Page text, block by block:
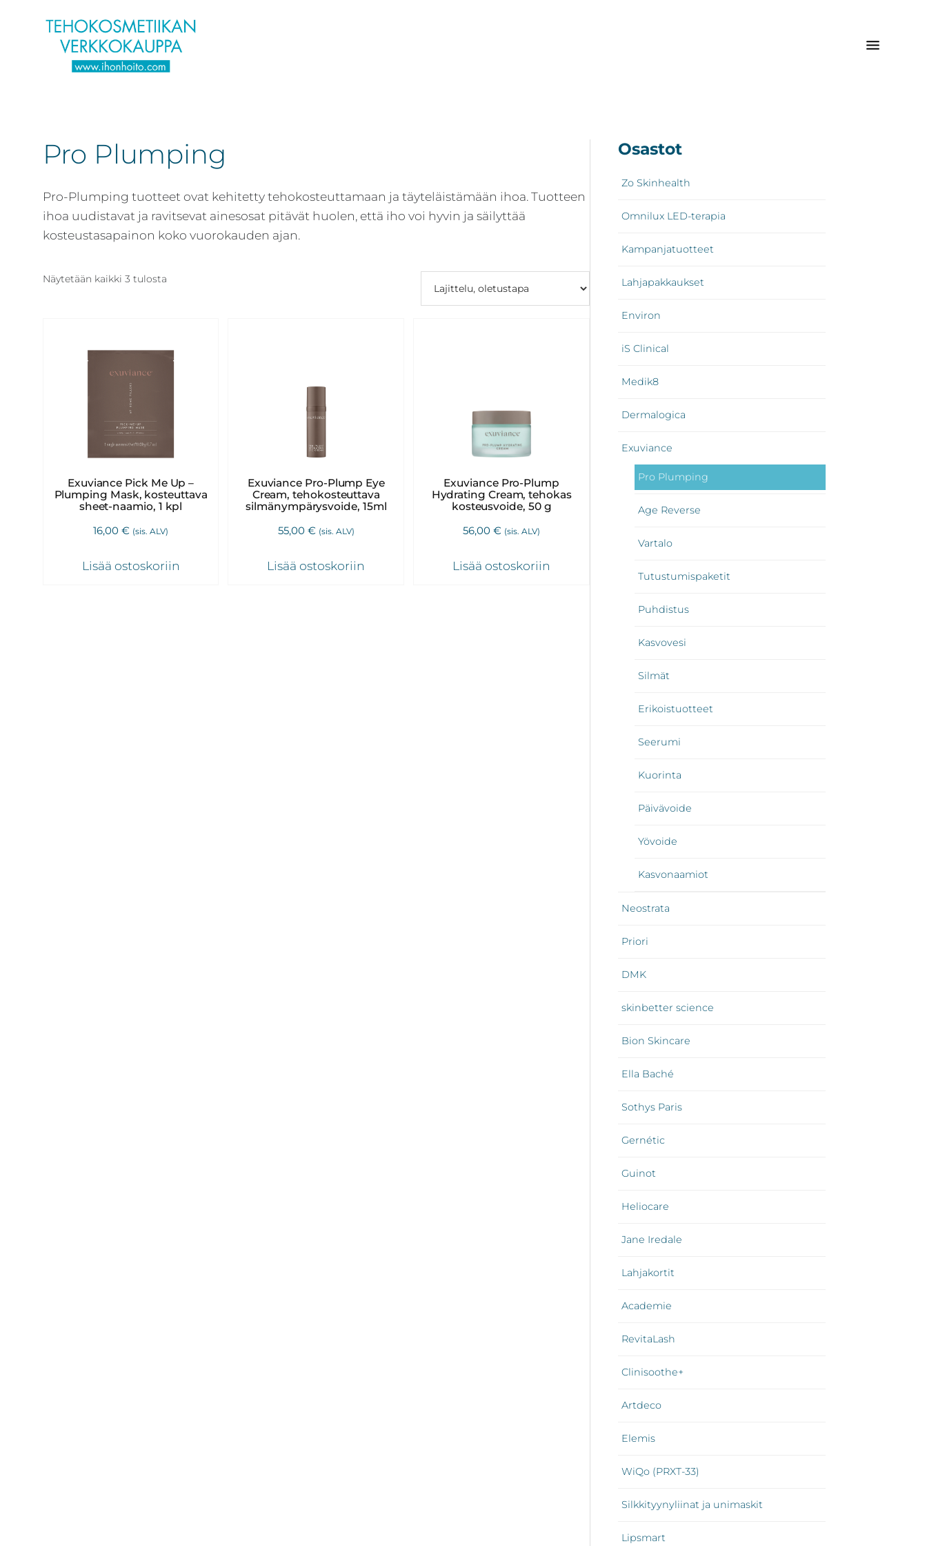
pääsisältöön
ensisijaiseen
sivupalkkiin
alatunnisteeseen
Kosmetiikan
-
Tilaa
tänään
tuotteet:
Environ,
Medik8,
iS
Revitalash,
Pro Plumping
Pro-Plumping tuotteet ovat kehitetty tehokosteuttamaan ja täyteläistämään ihoa. Tuotteen
ihoa uudistavat ja ravitsevat ainesosat pitävät huolen, että iho voi hyvin ja säilyttää
kosteustasapainon koko vuorokauden ajan.
Näytetään kaikki 3 tulosta
Exuviance Pick Me Up –
Plumping Mask, kosteuttava
sheet-naamio, 1 kpl
16,00€ (sis. ALV)
Lisää ostoskoriin
Exuviance Pro-Plump Eye
Cream, tehokosteuttava
silmänympärysvoide, 15ml
55,00 € (sis. ALV)
Lisää ostoskoriin
Exuviance Pro-Plump
Hydrating Cream, tehokas
kosteusvoide, 50 g
56,00€ (sis. ALV)
Lisää ostoskoriin
Ensisijainen
sivupalkki
Osastot
Zo Skinhealth
Omnilux LED-terapia
Kampanjatuotteet
Lahjapakkaukset
Environ
iS Clinical
Medik8
Dermalogica
Exuviance
Pro Plumping
Age Reverse
Vartalo
Tutustumispaketit
Puhdistus
Kasvovesi
Silmät
Erikoistuotteet
Seerumi
Kuorinta
Päivävoide
Yövoide
Kasvonaamiot
Neostrata
Priori
DMK
skinbetter science
Bion Skincare
Ella Baché
Sothys Paris
Gernétic
Guinot
Heliocare
Jane Iredale
Lahjakortit
Academie
RevitaLash
Clinisoothe+
Artdeco
Elemis
WiQo (PRXT-33)
Silkkityynyliinat ja unimaskit
Lipsmart